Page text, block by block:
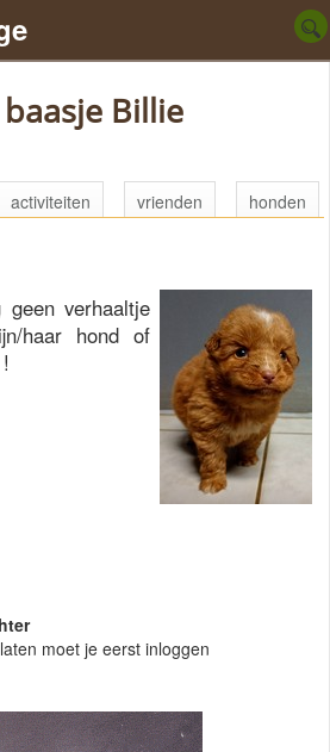
baasje Billie
activiteiten vrienden honden
verhaaltje
haar hond of
moet je eerst inloggen